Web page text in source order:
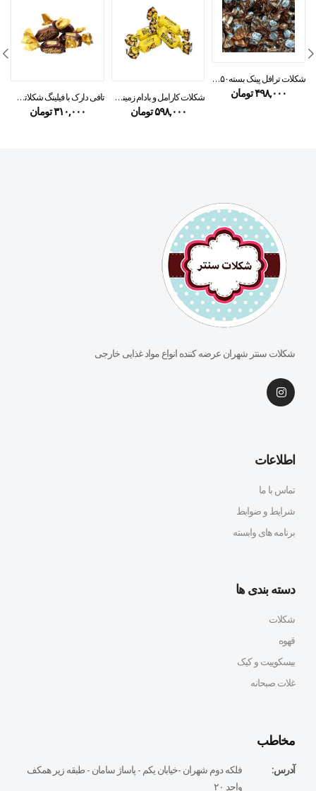
شکلات ترافل پینک بسته۲۵۰ گرمی
۴۹۸,۰۰۰تومان شکلات کارامل و بادام زمینی مستر بیگویین ۲۵۰ گرمی
۵۹۸,۰۰۰تومان
تافی دارک با فیلینگ شکلاتی roshen
۳۱۰,۰۰۰تومان
شکلات سنتر شهران عرضه کننده انواع مواد غذایی خارجی
اطلاعات
تماس با ما
شرایط و ضوابط
برنامه های وابسته
دسته بندی ها
شکلات
قهوه
بیسکوییت و کیک
غلات صبحانه
مخاطب
آدرس:
فلكه دوم شهران -خيابان يكم - پاساژ سامان - طبقه زير همكف
واحد ٢٠